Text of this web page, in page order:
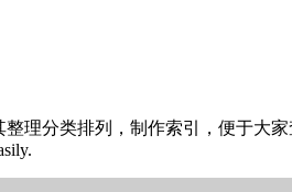
分类排列，制作索引，便于大家